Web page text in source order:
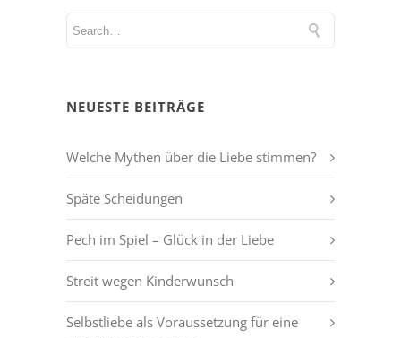
NEUESTE BEITRÄGE
Welche Mythen über die Liebe stimmen?
Späte Scheidungen
Pech im Spiel – Glück in der Liebe
Streit wegen Kinderwunsch
Selbstliebe als Voraussetzung für eine